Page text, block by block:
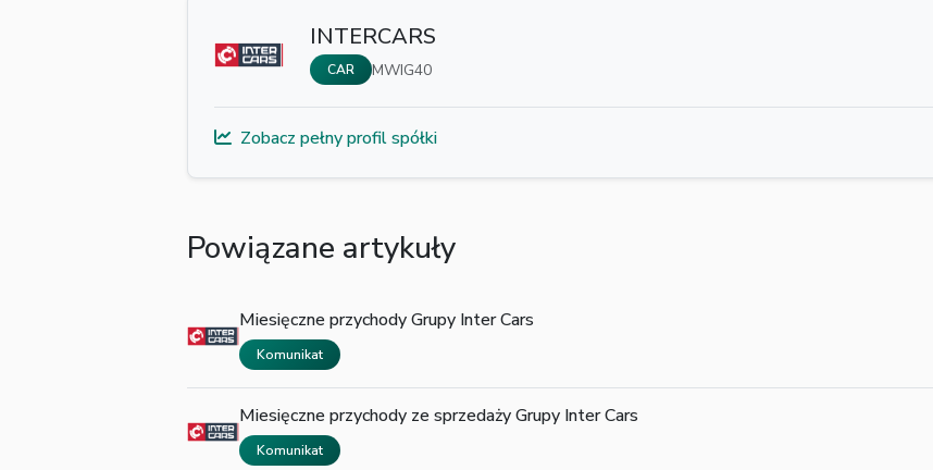
INTERCARS
CAR MWIG40
Zobacz pełny profil spółki
Powiązane artykuły
Miesięczne przychody Grupy Inter Cars
Komunikat
Miesięczne przychody ze sprzedaży Grupy Inter Cars
Komunikat